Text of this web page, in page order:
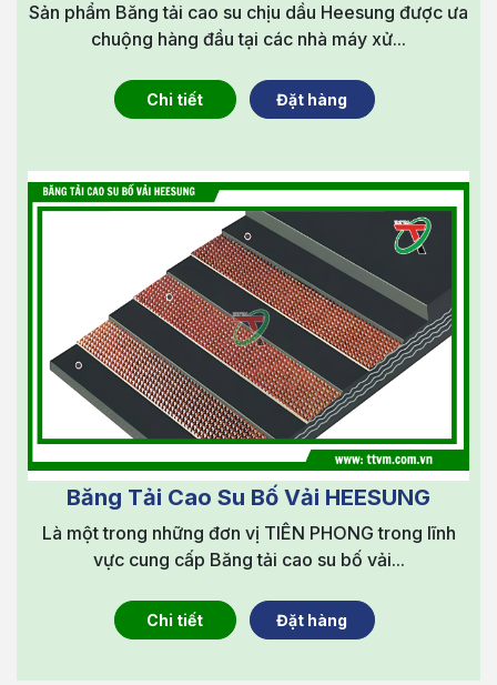
Sản phẩm Băng tải cao su chịu dầu Heesung được ưa
chuộng hàng đầu tại các nhà máy xử...
Chi tiết Đặt hàng
Băng Tải Cao Su Bố Vải HEESUNG
Là một trong những đơn vị TIÊN PHONG trong lĩnh
vực cung cấp Băng tải cao su bố vải...
Chi tiết Đặt hàng